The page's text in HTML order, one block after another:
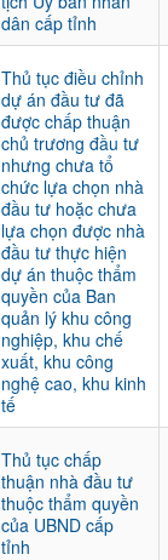
dân cấp tỉnh
Thủ tục điều chỉnh
dự án đầu tư đã
được chấp thuận
chủ trương đầu tư
nhưng chưa tổ
chức lựa chọn nhà
đầu tư hoặc chưa
lựa chọn được nhà
đầu tư thực hiện
dự án thuộc thẩm
quyền của Ban
quản lý khu công
nghiệp, khu chế
xuất, khu công
nghệ cao, khu kinh
tế
Thủ tục chấp
thuận nhà đầu tư
thuộc thẩm quyền
của UBND cấp
tỉnh